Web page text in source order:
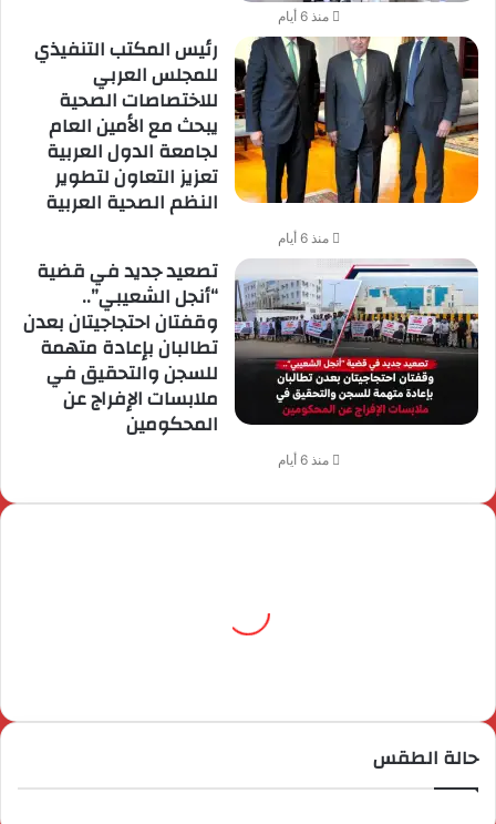
منذ 6 أيام
رئيس المكتب التنفيذي
للمجلس العربي
للاختصاصات الصحية
يبحث مع الأمين العام
لجامعة الدول العربية
تعزيز التعاون لتطوير
النظم الصحية العربية
منذ 6 أيام
تصعيد جديد في قضية
“أنجل الشعيبي”..
وقفتان احتجاجيتان بعدن
تطالبان بإعادة متهمة
للسجن والتحقيق في
ملابسات الإفراج عن
المحكومين
منذ 6 أيام
حالة الطقس